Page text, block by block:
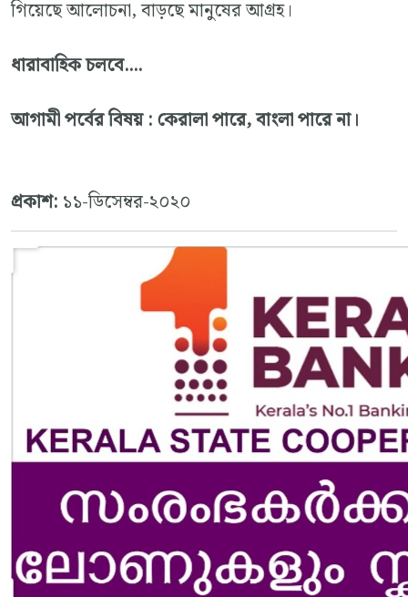
গিয়েছে আলোচনা, বাড়ছে মানুষের আগ্রহ।
ধারাবাহিক চলবে....
আগামী পর্বের বিষয় : কেরালা পারে, বাংলা পারে না।
প্রকাশ: ১১-ডিসেম্বর-২০২০